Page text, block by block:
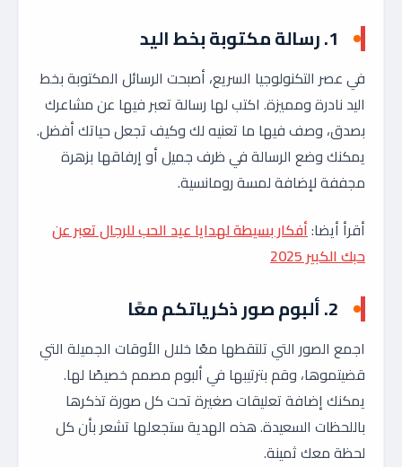
1. رسالة مكتوبة بخط اليد
في عصر التكنولوجيا السريع، أصبحت الرسائل المكتوبة بخط
اليد نادرة ومميزة. اكتب لها رسالة تعبر فيها عن مشاعرك
بصدق، وصف فيها ما تعنيه لك وكيف تجعل حياتك أفضل.
يمكنك وضع الرسالة في ظرف جميل أو إرفاقها بزهرة
مجففة لإضافة لمسة رومانسية.
أقرأ أيضا:أفكار بسيطة لهدايا عيد الحب للرجال تعبر عن
حبك الكبير 2025
2. ألبوم صور ذكرياتكم معًا
اجمع الصور التي تلتقطها معًا خلال الأوقات الجميلة التي
قضيتموها، وقم بترتيبها في ألبوم مصمم خصيصًا لها.
يمكنك إضافة تعليقات صغيرة تحت كل صورة تذكرها
باللحظات السعيدة. هذه الهدية ستجعلها تشعر بأن كل
لحظة معك ثمينة.